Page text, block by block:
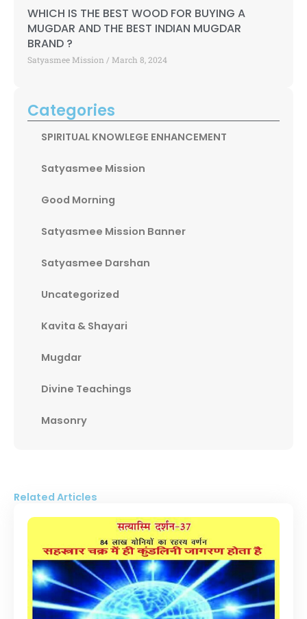
WHICH IS THE BEST WOOD FOR BUYING A
MUGDAR AND THE BEST INDIAN MUGDAR
BRAND ?
Satyasmee Mission March 8, 2024
Categories
SPIRITUAL KNOWLEGE ENHANCEMENT
Satyasmee Mission
Good Morning
Satyasmee Mission Banner
Satyasmee Darshan
Uncategorized
Kavita & Shayari
Mugdar
Divine Teachings
Masonry
Related Articles